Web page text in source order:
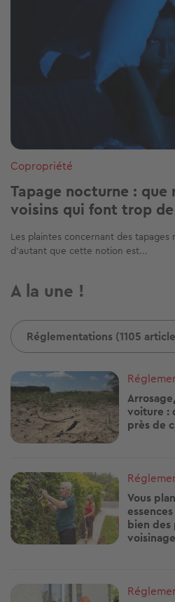
Copropriété
Tapage nocturne : que
voisins qui font trop
Les plaintes concernant des
d’autant que cette notion est...
A la une !
Réglementations (1105
Image
voiture :
près de
Image
Vous
bien des
voisinage